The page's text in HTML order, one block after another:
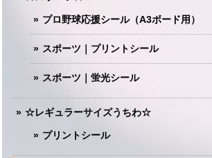
プロ野球応援シール（A3ボード用）
スポーツ｜プリントシール
スポーツ｜蛍光シール
☆レギュラーサイズうちわ☆
プリントシール